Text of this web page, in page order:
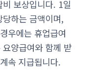
보상입니다. 1일
하는 금액이며,
우에는 휴업급여
양급여와 함께 받
속 지급됩니다.